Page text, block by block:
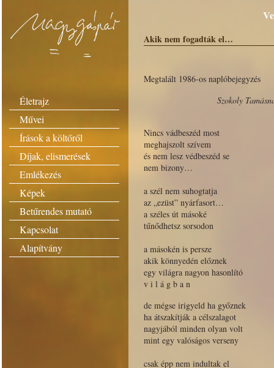
Életrajz
Művei
Írások a költőről
Díjak, elismerések
Emlékezés
Képek
Betűrendes mutató
Kapcsolat
Alapítvány
Akik nem fogadták el…
Megtalált 1986-os naplóbejegyzés
Szokoly
Nincs vádbeszéd most
meghajszolt szívem
és nem lesz védbeszéd se
nem bizony…
a szél nem suhogtatja
az „ezüst” nyárfasort…
a széles út másoké
tűnődhetsz sorsodon
a másokén is persze
akik könnyedén előznek
egy világra nagyon hasonlító
v i l á g b a n
de mégse irigyeld ha győznek
ha átszakítják a célszalagot
nagyjából minden olyan volt
mint egy valóságos verseny
csak épp nem indultak el